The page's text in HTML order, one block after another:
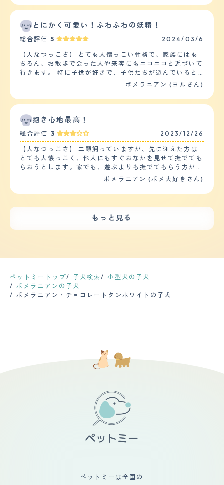
けないことについては学習できます。散歩については一日
当たり２回ほど散歩させないと太りやすいので注意です。
【お手入れ】 毛の長さは長く、質感についてはふわふわ
の質感ですが、これはお手入れした場合です。お手入れを
しないと多分ごわごわの毛並みになるのではないかと。シ
ャンプーの頻度は２日に一回でカットの頻度は２か月に一
回で特にこだわりがあるかッとはないです。ワンちゃんが
歩きやすい、前が見えやすいという点のみ重視したカット
をしています。健康問題の悩みですが、以前は皮膚病に悩
んでいましたが改善し、原因はシャンプーが原因で皮膚に
炎症が見えました。 【鳴き声】 泣き声については、無駄
せん。ものすごく機嫌が悪いときとか、ほかのこと喧嘩し
たときにまれに吠える程度で、まれに喧嘩したときにほえ
た場合、ほかの子がめったに吠えないから恐怖みたいなも
のを感じて逃げたりするのでうちの子の場合、鳴き声を上
げることはまれで、鳴き声についてもうなるような声で
す。 【総評】 ポメラニアンの好きなところは、可愛らし
い点と常に一緒にいてくれる点です。私は自宅内でお仕事
をしているため、どうしても一人で仕事をしていると気が
の実家で買われていたポメラニアンが子供を産んだからで
その子供の一匹をもらい受けたからです。迎え入れ時の不
あまり慣れていないのか追いかけられることの方が多く、
えたりもあまりしないですが、相手が吠えると負けじと吠
え返します。 【落ち着き】 落ち着きはあまりない方だと
思います。特におやつに目がくらみやすいのでおやつを見
せると暴れます。外の大きい音(クラクションや家のピン
ポンなど)にも吠えたりするので、環境慣れしてないのか
正確なのか分からないです。 【しつけやすさ】 初めての
ペットなので平均が分からないですが、トイレは2週間ほ
どですぐ出来るようになりましたので、しつけがしにくい
や待てができないです。待ては覚えさせたいと思います。
運動量は朝と夕方の散歩2回で15分くらいで済ませる時も
あれば、30分くらいする時もあります。30分する時は途
中抱っこしたりして負担かけすぎないようにしています。
家の中では基本離しているので、自由に動き回っていま
す。 【お手入れ】 毛は長いので手入れが大変です。ふわ
ふわなので毛が舞っています。 シャンプーは汚れなけれ
ば2週に1回くらい、ブラッシングはほぼ毎日しています。
ちょうど換毛期だったのでふわふわ毛になり変わりました
た。 トリミングサロンには1ヶ月に1回行っており、丸く
種類なので可愛いです。 健康問題は今は特にありません
が、床のフローリングが滑って危ないのでフロアマットを
す。 【鳴き声】 鳴き声は大きくないですが、甲高いので
ありますので、吹き抜けがあるお家などは家中に響くと思
います。外にいても窓際で吠えていたら外に少し聞こえて
くるので近所迷惑が少し心配です。 【総評】 ふわふわで
適正な環境になっているか心配でした。我が家は子供がい
ないため、主人とは離婚したいと思っていたり、今後につ
ではと思い、乗り気でない主人を説得しました。今では主
人との会話も増え一緒に散歩したり新しい家族の形に満足
とにかく可愛い！ふわふわの妖精！
総合評価 5 2024/03/6
【人なつっこさ】 とても人懐っこい性格で、家族にはも
ちろん、お散歩で会った人や来客にもニコニコと近づいて
行きます。 特に子供が好きで、子供たちが遊んでいると
積極的に近づいたり、ベビーカーの中を気にしている様子
れて帰ってきたその日から元気でした。まるで長い間連れ
弱いので人間には懐きますが、他の犬には警戒心が強いよ
うで、怖がったり吠えたりたまにしています。 【落ち着
き】 あまり落ち着きはないと思います。しかし、身体が
小さいので落ち着きがなくてもあまり邪魔には感じませ
ん。 人懐っこい性格なので、とにかく家族から1秒も離れ
たくないようです。そばに家族がいれば大人しく寝ていま
すが、家族がトイレなどで少しでも離れるとソワソワとし
だして落ち着きがなくなります。 動物病院などに預けな
【しつけやすさ】 大型犬などに比べればあまり優秀だと
は思いませんが、しつけはしやすいと思います。 性格も
まうと後で手入れが大変です。草などがくっつくと毛に絡
まってなかなか取れずに苦労します。 カットやトリミン
グは月に1回程度でトリミングに連れて行っています。体
まり気にする必要はないです。 【総評】 好きなところは
とにかく可愛いところ！毛がもふもふで見た目も可愛い
るので可愛くて仕方ありません！ 出会いはペットショッ
プでした。初めて会った時からニコニコとしていて、抱っ
こしてみたら頭の上までよじ登ってきました。 もともと
大型犬を含む3匹を飼育していたので、特に迎え入れる際
の不安もありませんでしたし、生活に変化もありませんで
ポメラニアン (ヨルさん)
抱き心地最高！
総合評価 3 2023/12/26
【人なつっこさ】 二頭飼っていますが、先に迎えた方は
とても人懐っこく、他人にもすぐおなかを見せて撫でても
らおうとします。家でも、遊ぶよりも撫でてもらう方が好
きなようで、よくおなかを見せてアピールしてきます。
もう一頭も人懐っこく、すぐ寄ってきます。先住犬にも構
ってほしそうにしています（先住犬はあまり構いたくない
ち着きはあまりなかったです。4歳になる先住犬は家では
すぐ興奮してしまうので、落ち着く練習をしています。
アンはとにかくよく吠えるので、しつけはかなり必要で
す。今もしつけ教室に通っています。 散歩は朝晩15分ず
つくらい行きますが、1歳半の後輩犬は家の中もよく走り
用のフードを食べています。後輩犬も尿量が多く、結晶は
出ていませんが、経過観察中です。 定期的な健康診断は
います。特にインターホンなどによる無駄吠えは、インタ
ーホン越しに外の方と会話できないくらい吠えるので、困
っています（トレーニング中です）。うちの愛犬は声が低
子犬時代も成犬になっても、もこもこで可愛いです。しつ
け（特に吠え）が少々大変ですが、顔を見てくれるニコニ
の可愛さを楽しんでいます。 初めての多頭飼育だったの
で、不安はとてもありました。先住犬の負担にならない
ポメラニアン (ポメ大好きさん)
もっと見る
ペットミートップ 子犬検索
小型犬の子犬
ポメラニアンの子犬
ポメラニアン・チョコレートタンホワイトの子犬
ペットミーは全国の